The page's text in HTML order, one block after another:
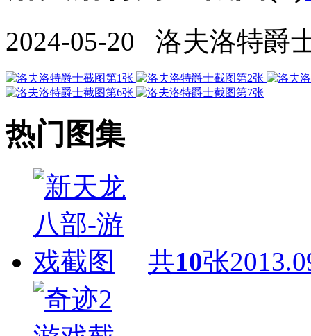
2024-05-20 洛夫洛特爵
热门图集
共10张